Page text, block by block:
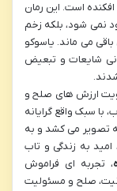
است. این رمان
نمی شود، بلکه زخم
می ماند. یاسوکو
شایعات و تبعیض
ارزش های صلح و
با سبک واقع گرایانه
تصویر می کشد و به
به زندگی و تاب
، تجربه ای فراموش
صلح و مسئولیت